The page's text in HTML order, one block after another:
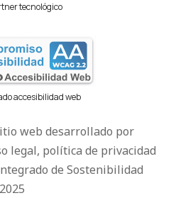
tecnológico
accesibilidad web
web desarrollado por
legal, política de privacidad
de Sostenibilidad
2025